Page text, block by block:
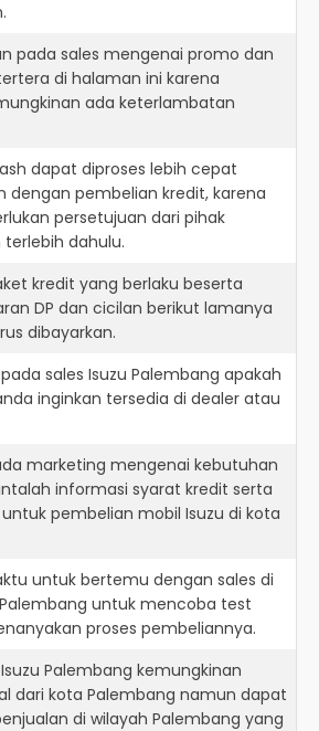
pada sales mengenai promo dan
di halaman ini karena
ada keterlambatan
dapat diproses lebih cepat
dengan pembelian kredit, karena
persetujuan dari pihak
dahulu.
kredit yang berlaku beserta
DP dan cicilan berikut lamanya
dibayarkan.
sales Isuzu Palembang apakah
inginkan tersedia di dealer atau
marketing mengenai kebutuhan
informasi syarat kredit serta
pembelian mobil Isuzu di kota
untuk bertemu dengan sales di
untuk mencoba test
proses pembeliannya.
Palembang kemungkinan
dari kota Palembang namun dapat
di wilayah Palembang yang